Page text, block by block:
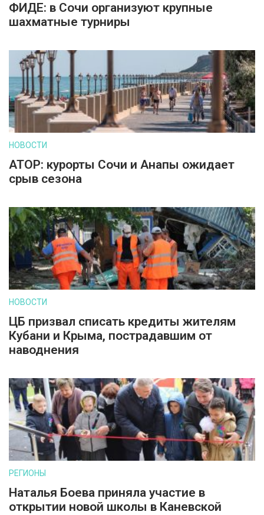
ФИДЕ: в Сочи организуют крупные
шахматные турниры
НОВОСТИ
АТОР: курорты Сочи и Анапы ожидает
срыв сезона
НОВОСТИ
ЦБ призвал списать кредиты жителям
Кубани и Крыма, пострадавшим от
наводнения
РЕГИОНЫ
Наталья Боева приняла участие в
открытии новой школы в Каневской